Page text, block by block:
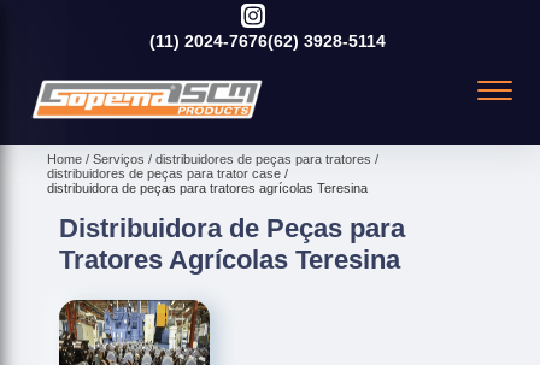
(11) 2024-7676(62) 3928-5114
Home Serviços
distribuidores de peças para tratores
distribuidores de peças para trator case
distribuidora de peças para tratores agrícolas Teresina
Distribuidora de Peças para
Tratores Agrícolas Teresina